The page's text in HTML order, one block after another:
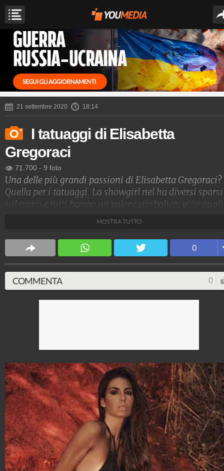
21 settembre 2020 18:14
I tatuaggi di Elisabetta
Gregoraci
71.700 - 9 foto
Una delle più grandi passioni di Elisabetta Gregoraci?
Quella per i tatuaggi. La showgirl nel ha diversi sparsi
sul corpo e tutti hanno un valore simbolico: ecco quali
Stile e trend
1.515.067.257 1.957 video 138.069 foto
MOSTRA TUTTO
0
COMMENTA 0